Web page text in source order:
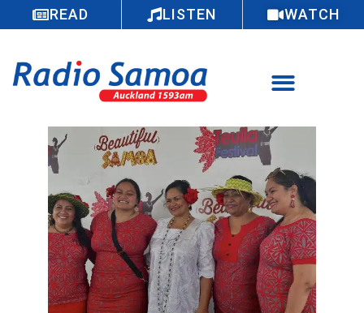
READ LISTEN WATCH